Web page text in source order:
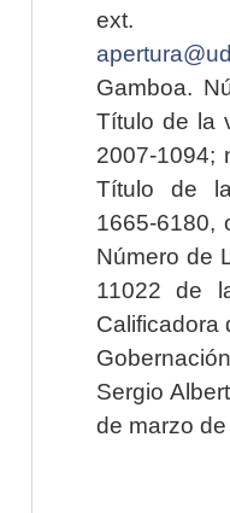
ext.
Gamboa.
Título de la
2007-1094;
Título de la
1665-6180,
Número de
11022 de
Calificadora
Sergio
de marzo